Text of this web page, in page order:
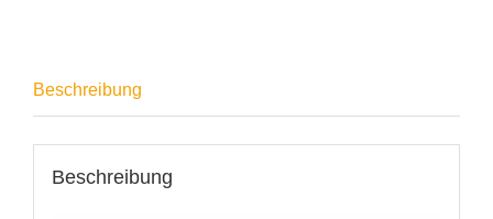
Beschreibung
Beschreibung